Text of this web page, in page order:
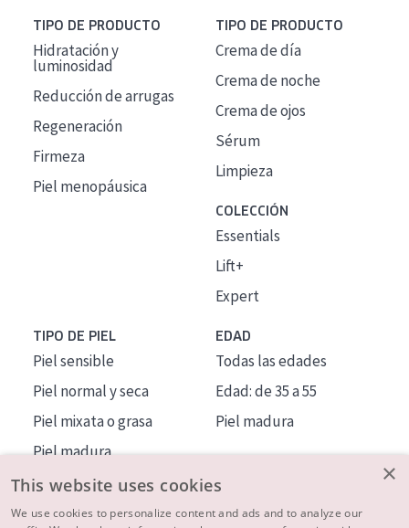
TIPO DE PRODUCTO
Hidratación y
luminosidad
Reducción de arrugas
Regeneración
Firmeza
Piel menopáusica
TIPO DE PRODUCTO
Crema de día
Crema de noche
Crema de ojos
Sérum
Limpieza
COLECCIÓN
Essentials
Lift+
Expert
TIPO DE PIEL
Piel sensible
Piel normal y seca
Piel mixata o grasa
Piel madura
Piel expuesta al sol
Piel menopáusica
EDAD
Todas las edades
Edad: de 35 a 55
Piel madura
×
This website uses cookies
We use cookies to personalize content and ads and to analyze our